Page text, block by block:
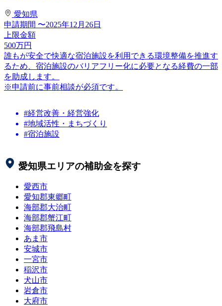
愛知県
申請期間 〜2025年12月26日
上限金額
500万円
誰もが安全で快適な宿泊施設を利用できる環境整備を推進す
るため、宿泊施設のバリアフリー化に必要となる経費の一部
を助成します。
※申請前に事前相談が必須です。
#経営改善・経営強化
#地域活性・まちづくり
#宿泊施設
愛知県エリアの補助金を探す
愛西市
愛知郡東郷町
海部郡大治町
海部郡蟹江町
海部郡飛島村
あま市
安城市
一宮市
稲沢市
犬山市
岩倉市
大府市